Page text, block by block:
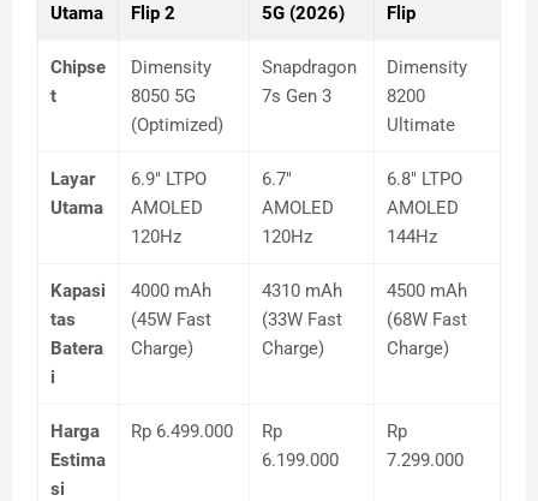
Utama
Flip 2
5G (2026)
Flip
Chipse
t
Dimensity
8050 5G
(Optimized)
Snapdragon
7s Gen 3
Dimensity
8200
Ultimate
Layar
Utama
6.9" LTPO
AMOLED
120Hz
6.7"
AMOLED
120Hz
6.8" LTPO
AMOLED
144Hz
Kapasi
tas
Batera
i
4000 mAh
(45W Fast
Charge)
4310 mAh
(33W Fast
Charge)
4500 mAh
(68W Fast
Charge)
Harga
Estima
si
Rp 6.499.000
Rp
6.199.000
Rp
7.299.000